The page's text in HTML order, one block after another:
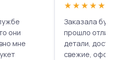
они
мне
★★★★★
Заказала
прошло
детали,
свежие,